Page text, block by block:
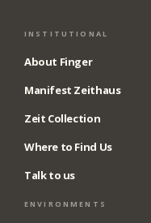
INSTITUTIONAL
About Finger
Manifest Zeithaus
Zeit Collection
Where to Find Us
Talk to us
ENVIRONMENTS